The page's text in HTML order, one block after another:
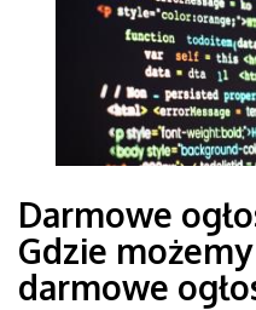
Darmowe
Gdzie
darmowe